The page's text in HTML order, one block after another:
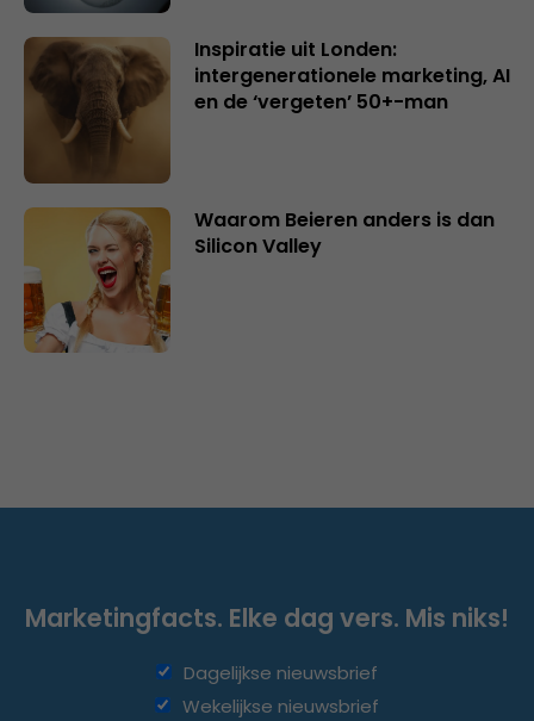
Inspiratie uit Londen:
intergenerationele marketing, AI
en de ‘vergeten’ 50+-man
Waarom Beieren anders is dan
Silicon Valley
Marketingfacts. Elke dag vers. Mis niks!
Dagelijkse nieuwsbrief
Wekelijkse nieuwsbrief